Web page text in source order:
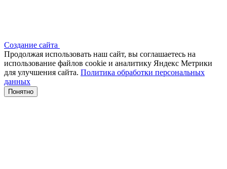
Создание сайта
Продолжая использовать наш сайт, вы соглашаетесь на
использование файлов сооkіе и аналитику Яндекс Метрики
для улучшения сайта. Политика обработки персональных
данных
Понятно